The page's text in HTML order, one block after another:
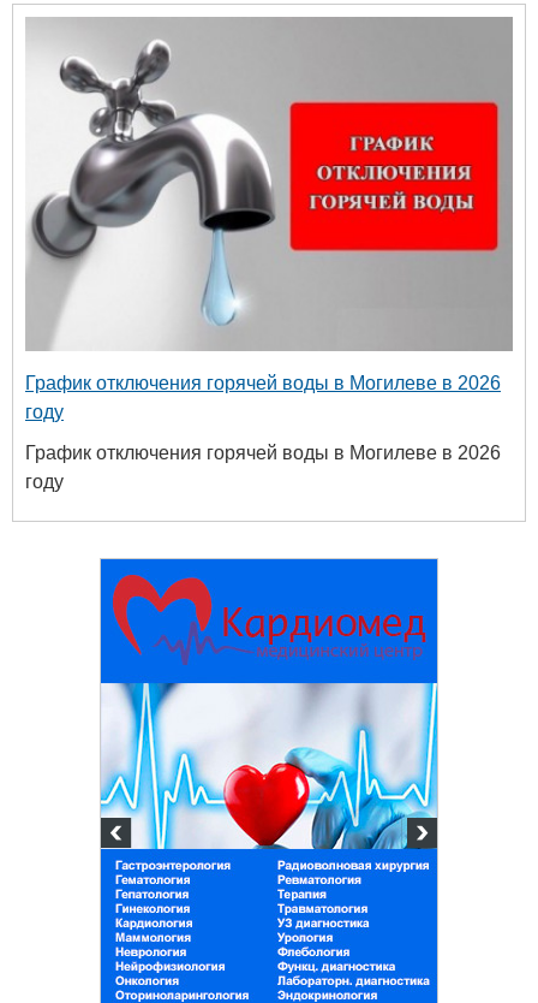
График отключения горячей воды в Могилеве в 2026
году
График отключения горячей воды в Могилеве в 2026
году
университет пищевых и
химических технологий
Подготовка, переподготовка и
повышение квалификации специалистов